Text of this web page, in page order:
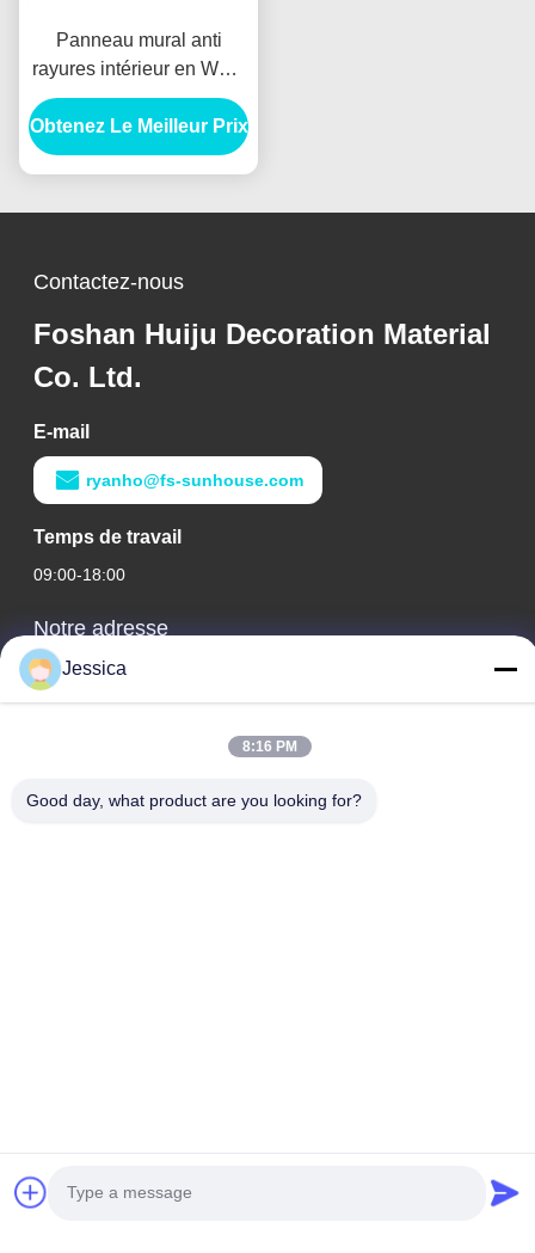
Panneau mural anti
rayures intérieur en WPC
Panneau mural
composite décoratif
ignifuge
Obtenez Le Meilleur Prix
Contactez-nous
Foshan Huiju Decoration Material
Co. Ltd.
E-mail
ryanho@fs-sunhouse.com
Temps de travail
09:00-18:00
Notre adresse
Adresse de l'entreprise
Édifice international Weiye, n° 75 rue Lingnan, ville de Dali,
district de Nanhai, ville de Foshan
Édifice international Weiye, n° 75 rue Lingnan, ville de Dali,
Jessica
8:16 PM
Good day, what product are you looking for?